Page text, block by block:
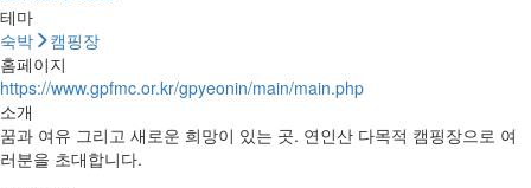
테마
숙박
캠핑장
홈페이지
https://www.gpfmc.or.kr/gpyeonin/main/main.php
소개
꿈과 여유 그리고 새로운 희망이 있는 곳. 연인산 다목적 캠핑장으로 여
러분을 초대합니다.